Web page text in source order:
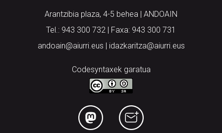
Arantzibia plaza, 4-5 behea | ANDOAIN
Tel.: 943 300 732 | Faxa: 943 300 731
andoain@aiurri.eus | idazkaritza@aiurri.eus
Codesyntaxek garatua